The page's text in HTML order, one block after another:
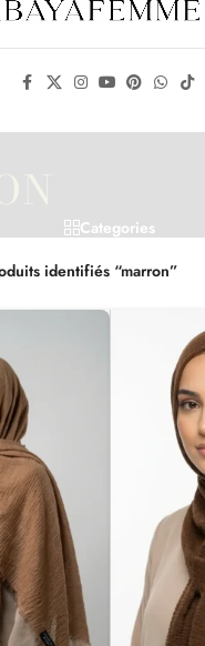
Categories
identifiés “marron”